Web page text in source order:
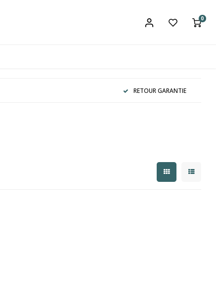
0
RETOUR GARANTIE